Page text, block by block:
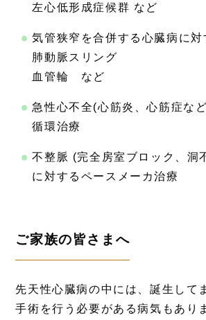
左心低形成症候群 など
気管狭窄を合併する心臓病に対
肺動脈スリング
血管輪 など
急性心不全(心筋炎、心筋症な
循環治療
不整脈 (完全房室ブロック、洞
に対するペースメーカ治療
ご家族の皆さまへ
先天性心臓病の中には、誕生して
手術を行う必要がある病気もあり